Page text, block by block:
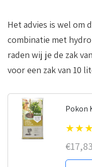
Het advies is wel om
combinatie met
raden wij je de zak
voor een zak van 10
Pokon
€17,83